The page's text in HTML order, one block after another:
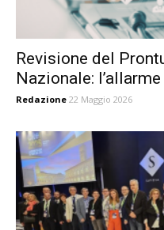
Revisione del
Nazionale:
Redazione 22 Maggio 2026